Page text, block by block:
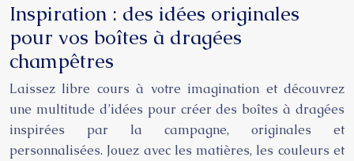
Inspiration : des idées originales
pour vos boîtes à dragées
champêtres
Laissez libre cours à votre imagination et découvrez
une multitude d’idées pour créer des boîtes à dragées
inspirées par la campagne, originales et
personnalisées. Jouez avec les matières, les couleurs et